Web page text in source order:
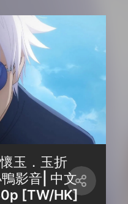
玉．玉折
影音| 中文
[TW/HK]